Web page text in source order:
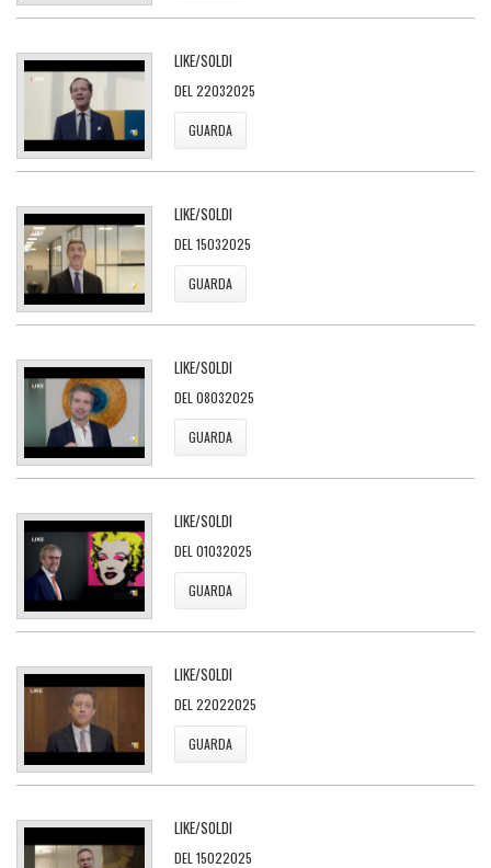
LIKE/SOLDI
DEL 22032025
GUARDA
LIKE/SOLDI
DEL 15032025
GUARDA
LIKE/SOLDI
DEL 08032025
GUARDA
LIKE/SOLDI
DEL 01032025
GUARDA
LIKE/SOLDI
DEL 22022025
GUARDA
LIKE/SOLDI
DEL 15022025